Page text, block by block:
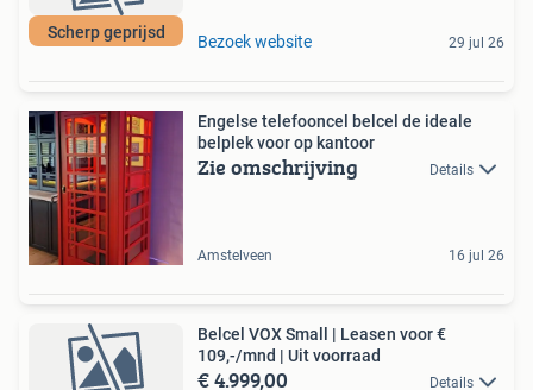
Scherp geprijsd Bezoek website 29 jul 26
Engelse telefooncel belcel de ideale
belplek voor op kantoor
Zie omschrijving Details
Amstelveen 16 jul 26
Belcel VOX Small | Leasen voor €
109,-/mnd | Uit voorraad
€ 4.999,00 Details